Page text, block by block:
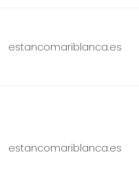
estancomariblanca.es
estancomariblanca.es